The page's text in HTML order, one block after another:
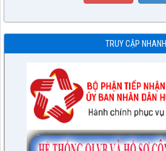
TRUY CẬP NHANH